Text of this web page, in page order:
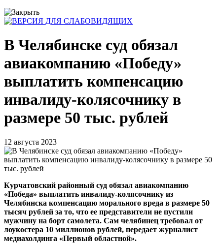
В Челябинске суд обязал
авиакомпанию «Победу»
выплатить компенсацию
инвалиду-колясочнику в
размере 50 тыс. рублей
12 августа 2023
Курчатовский районный суд обязал авиакомпанию
«Победа» выплатить инвалиду-колясочнику из
Челябинска компенсацию морального вреда в размере 50
тысяч рублей за то, что ее представители не пустили
мужчину на борт самолета. Сам челябинец требовал от
лоукостера 10 миллионов рублей, передает журналист
медиахолдинга «Первый областной».